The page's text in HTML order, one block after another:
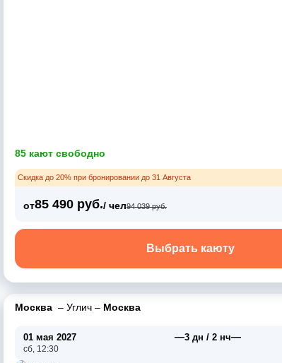
85 кают свободно
Скидка до 20% при бронировании до 31 Августа
от85 490 руб./ чел94 039 руб.
Выбрать каюту
Москва – Углич – Москва
01 мая 2027
сб, 12:30
—3 дн / 2 нч—